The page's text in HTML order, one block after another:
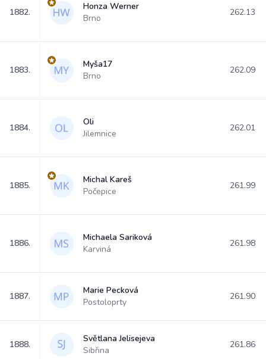
1882.
Honza Werner
Brno
262.13
1883.
Myša17
Brno
262.09
1884.
Oli
Jilemnice
262.01
1885.
Michal Kareš
Počepice
261.99
1886.
Michaela Sariková
Karviná
261.98
1887.
Marie Pecková
Postoloprty
261.90
1888.
Světlana Jelisejeva
Sibřina
261.86